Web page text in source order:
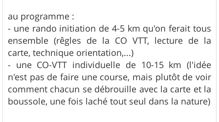
au programme :
- une rando initiation de 4-5 km qu'on ferait tous
ensemble (rêgles de la CO VTT, lecture de la
carte, technique orientation,...)
- une CO-VTT individuelle de 10-15 km (l'idée
n'est pas de faire une course, mais plutôt de voir
comment chacun se débrouille avec la carte et la
boussole, une fois laché tout seul dans la nature)